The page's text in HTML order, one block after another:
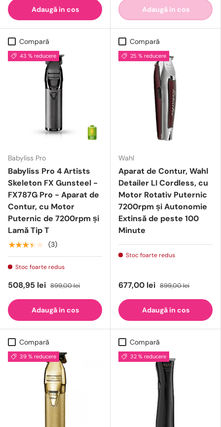
Adaugă in cos Adaugă in cos
Compară
43 % reducere
Babyliss Pro
Babyliss Pro 4 Artists
Skeleton FX Gunsteel -
FX787G Pro - Aparat de
Contur, cu Motor
Puternic de 7200rpm și
Lamă Tip T
★★★★★ (3)
Stoc foarte redus
508,95 lei 899,00 lei
Adaugă in cos
Compară
25 % reducere
Wahl
Aparat de Contur, Wahl
Detailer LI Cordless, cu
Motor Rotativ Puternic
7200rpm și Autonomie
Extinsă de peste 100
Minute
Stoc foarte redus
677,00 lei 899,00 lei
Adaugă in cos
Compară
39 % reducere
Compară
32 % reducere